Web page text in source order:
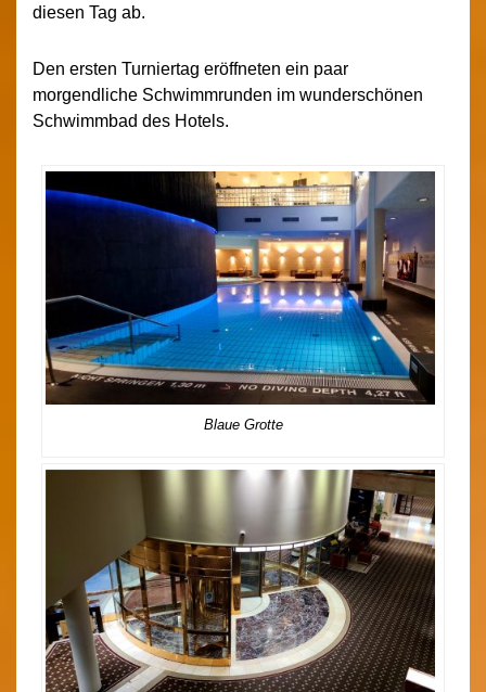
diesen Tag ab.
Den ersten Turniertag eröffneten ein paar
morgendliche Schwimmrunden im wunderschönen
Schwimmbad des Hotels.
Blaue Grotte